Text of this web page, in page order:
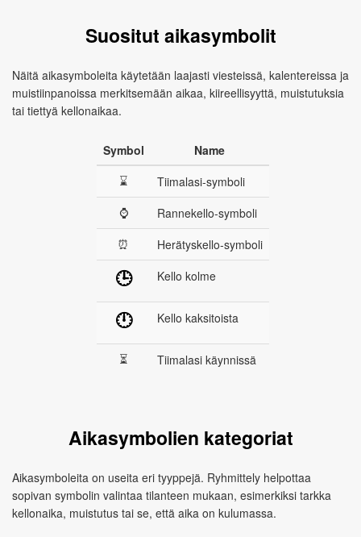
Suositut aikasymbolit
Näitä aikasymboleita käytetään laajasti viesteissä, kalentereissa ja
muistiinpanoissa merkitsemään aikaa, kiireellisyyttä, muistutuksia
tai tiettyä kellonaikaa.
Symbol
Name
⌛
Tiimalasi‑symboli
⌚
Rannekello‑symboli
⏰
Herätyskello‑symboli
🕒 Kello kolme
🕛 Kello kaksitoista
⏳ Tiimalasi käynnissä
Aikasymbolien kategoriat
Aikasymboleita on useita eri tyyppejä. Ryhmittely helpottaa
sopivan symbolin valintaa tilanteen mukaan, esimerkiksi tarkka
kellonaika, muistutus tai se, että aika on kulumassa.